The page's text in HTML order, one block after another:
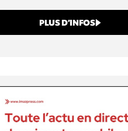
PLUS D’INFOS